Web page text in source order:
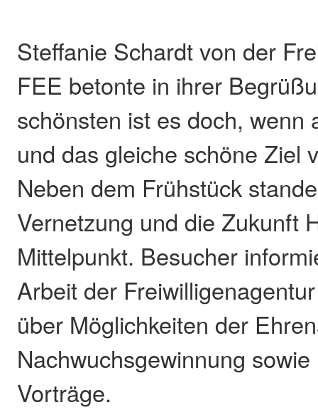
Steffanie Schardt von der
FEE betonte in ihrer
schönsten ist es doch, wenn
und das gleiche schöne Ziel
Neben dem Frühstück
Vernetzung und die Zukunft
Mittelpunkt. Besucher
Arbeit der
über Möglichkeiten der
Nachwuchsgewinnung
Vorträge.